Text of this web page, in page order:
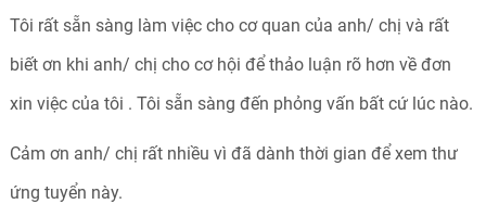
Tôi rất sẵn sàng làm việc cho cơ quan của anh/ chị và rất
biết ơn khi anh/ chị cho cơ hội để thảo luận rõ hơn về đơn
xin việc của tôi . Tôi sẵn sàng đến phỏng vấn bất cứ lúc nào.
Cảm ơn anh/ chị rất nhiều vì đã dành thời gian để xem thư
ứng tuyển này.